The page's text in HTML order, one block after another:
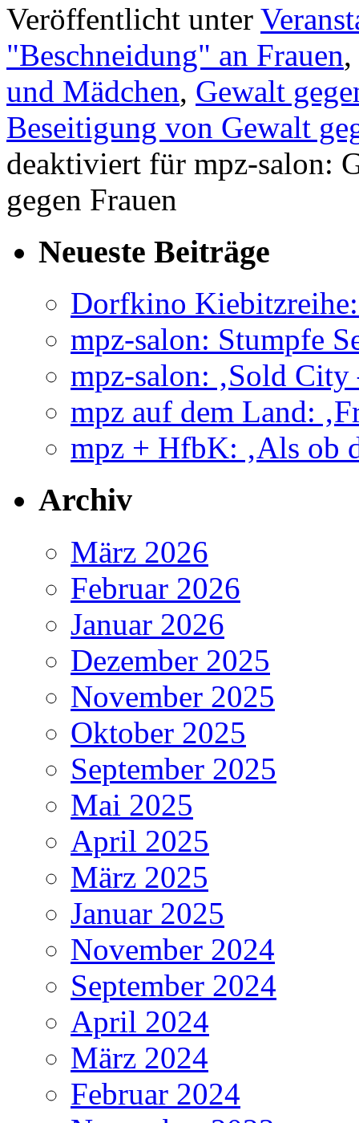
Veröffentlicht unter
"Beschneidung" an Frauen,
und Mädchen, Gewalt
Beseitigung von Gewalt
deaktiviert für mpz-salon:
gegen Frauen
Neueste Beiträge
Dorfkino Kiebitzreihe:
mpz-salon: Stumpfe
mpz-salon: ‚Sold
mpz auf dem Land:
mpz + HfbK: ‚Als ob
Archiv
März 2026
Februar 2026
Januar 2026
Dezember 2025
November 2025
Oktober 2025
September 2025
Mai 2025
April 2025
März 2025
Januar 2025
November 2024
September 2024
April 2024
März 2024
Februar 2024